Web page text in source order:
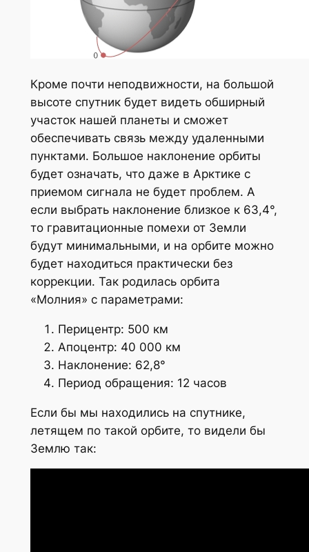
Кроме почти неподвижности, на большой
высоте спутник будет видеть обширный
участок нашей планеты и сможет
обеспечивать связь между удаленными
пунктами. Большое наклонение орбиты
будет означать, что даже в Арктике с
приемом сигнала не будет проблем. А
если выбрать наклонение близкое к 63,4°,
то гравитационные помехи от Земли
будут минимальными, и на орбите можно
будет находиться практически без
коррекции. Так родилась орбита
«Молния» с параметрами:
Перицентр: 500 км
Апоцентр: 40 000 км
Наклонение: 62,8°
Период обращения: 12 часов
Если бы мы находились на спутнике,
летящем по такой орбите, то видели бы
Землю так: